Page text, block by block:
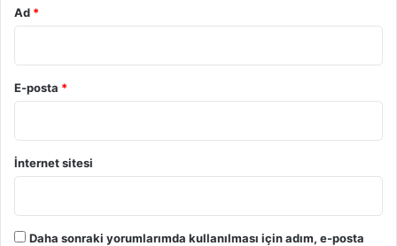
Ad *
E-posta *
İnternet sitesi
Daha sonraki yorumlarımda kullanılması için adım, e-posta